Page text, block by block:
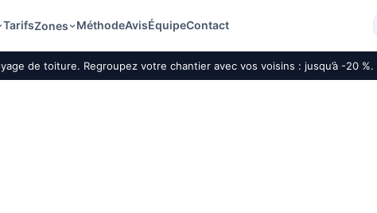
TarifsZones MéthodeAvisÉquipeContact
de toiture. Regroupez votre chantier avec vos voisins : jusqu’à -20 %.